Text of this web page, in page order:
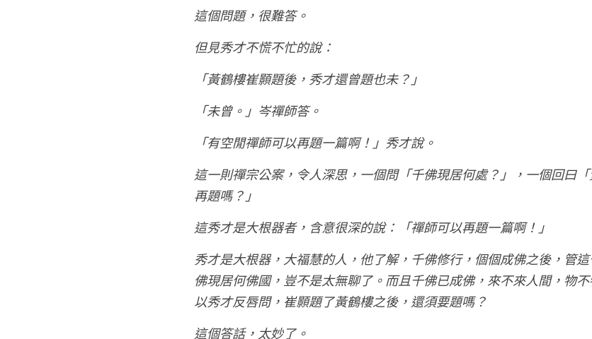
這個問題，很難答。
但見秀才不慌不忙的說：
「黃鶴樓崔顥題後，秀才還曾題也未？」
「未曾。」岑禪師答。
「有空閒禪師可以再題一篇啊！」秀才說。
這一則禪宗公案，令人深思，一個問「千佛現居何處？」，一個回曰
再題嗎？」
這秀才是大根器者，含意很深的說：「禪師可以再題一篇啊！」
秀才是大根器，大福慧的人，他了解，千佛修行，個個成佛之後，管
佛現居何佛國，豈不是太無聊了。而且千佛已成佛，來不來人間，物
以秀才反唇問，崔顥題了黃鶴樓之後，還須要題嗎？
這個答話，太妙了。